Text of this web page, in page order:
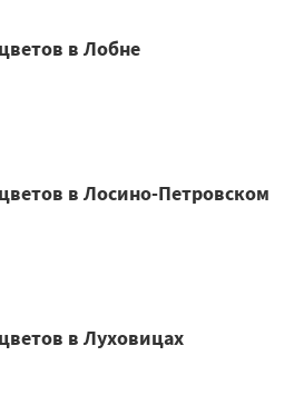
в Лобне
в Лосино-Петровском
в Луховицах